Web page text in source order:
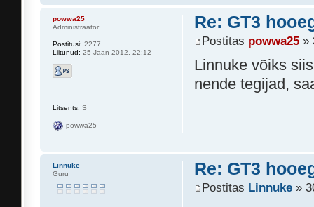
Re: GT3
Postitas powwa25 »
Linnuke võiks
nende tegijad,
powwa25
Administraator
Postitusi: 2277
Liitunud: 25 Jaan 2012, 22:12
Litsents: S
powwa25
Re: GT3
Postitas Linnuke »
Linnuke
Guru